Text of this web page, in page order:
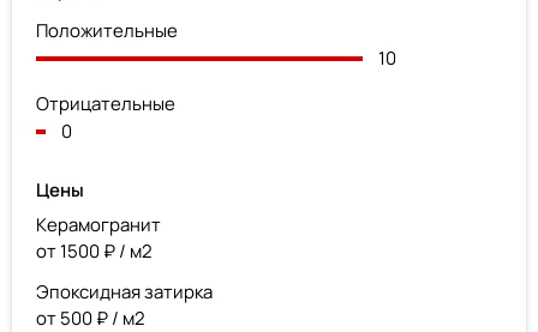
Положительные
10
Отрицательные
0
Цены
Керамогранит
от 1500 ₽ / м2
Эпоксидная затирка
от 500 ₽ / м2